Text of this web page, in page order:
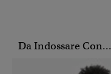
Da Indossare Con...